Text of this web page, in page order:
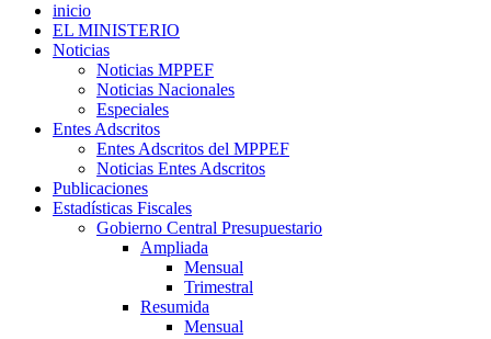
inicio
EL MINISTERIO
Noticias
Noticias MPPEF
Noticias Nacionales
Especiales
Entes Adscritos
Entes Adscritos del MPPEF
Noticias Entes Adscritos
Publicaciones
Estadísticas Fiscales
Gobierno Central Presupuestario
Ampliada
Mensual
Trimestral
Resumida
Mensual